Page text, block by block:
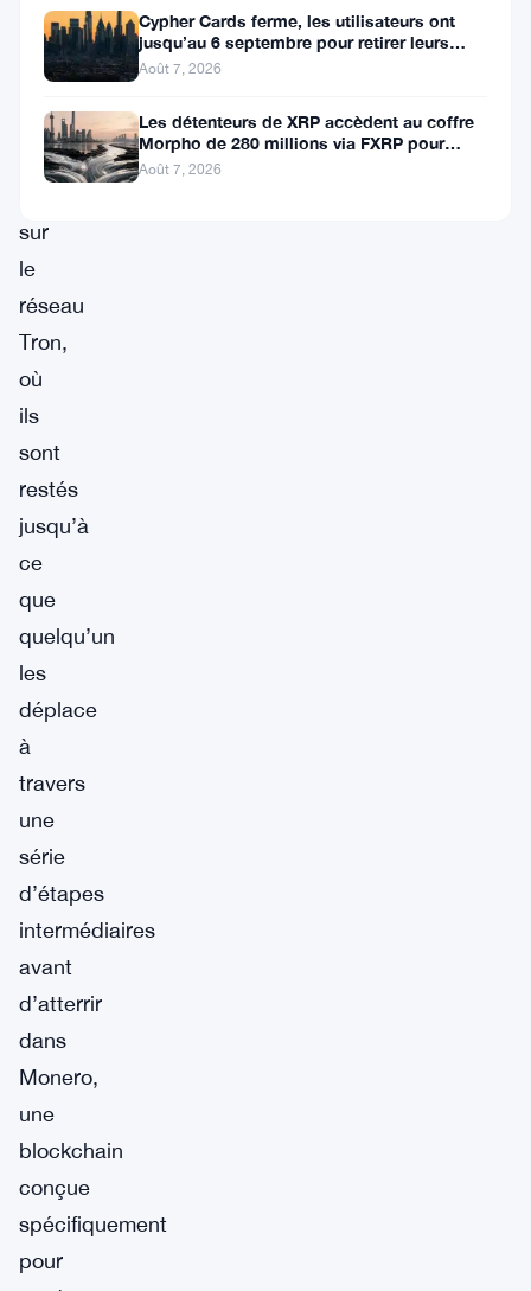
arrêter.
Les
fonds
ont
sur
le
réseau
Tron,
où
ils
sont
restés
jusqu’à
ce
que
quelqu’un
les
déplace
à
travers
une
série
d’étapes
intermédiaires
avant
d’atterrir
dans
Monero,
une
blockchain
conçue
spécifiquement
pour
Cypher Cards ferme, les utilisateurs ont
jusqu’au 6 septembre pour retirer leurs
fonds
Août 7, 2026
Les détenteurs de XRP accèdent au coffre
Morpho de 280 millions via FXRP pour
emprunter des RLUSD
Août 7, 2026